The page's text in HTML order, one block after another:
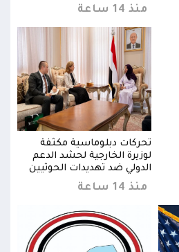
منذ 14 ساعة
تحركات دبلوماسية مكثفة
لوزيرة الخارجية لحشد الدعم
الدولي ضد تهديدات الحوثيين
منذ 14 ساعة